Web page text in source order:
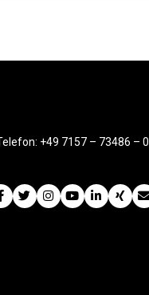
+49 7157 – 73486 – 0